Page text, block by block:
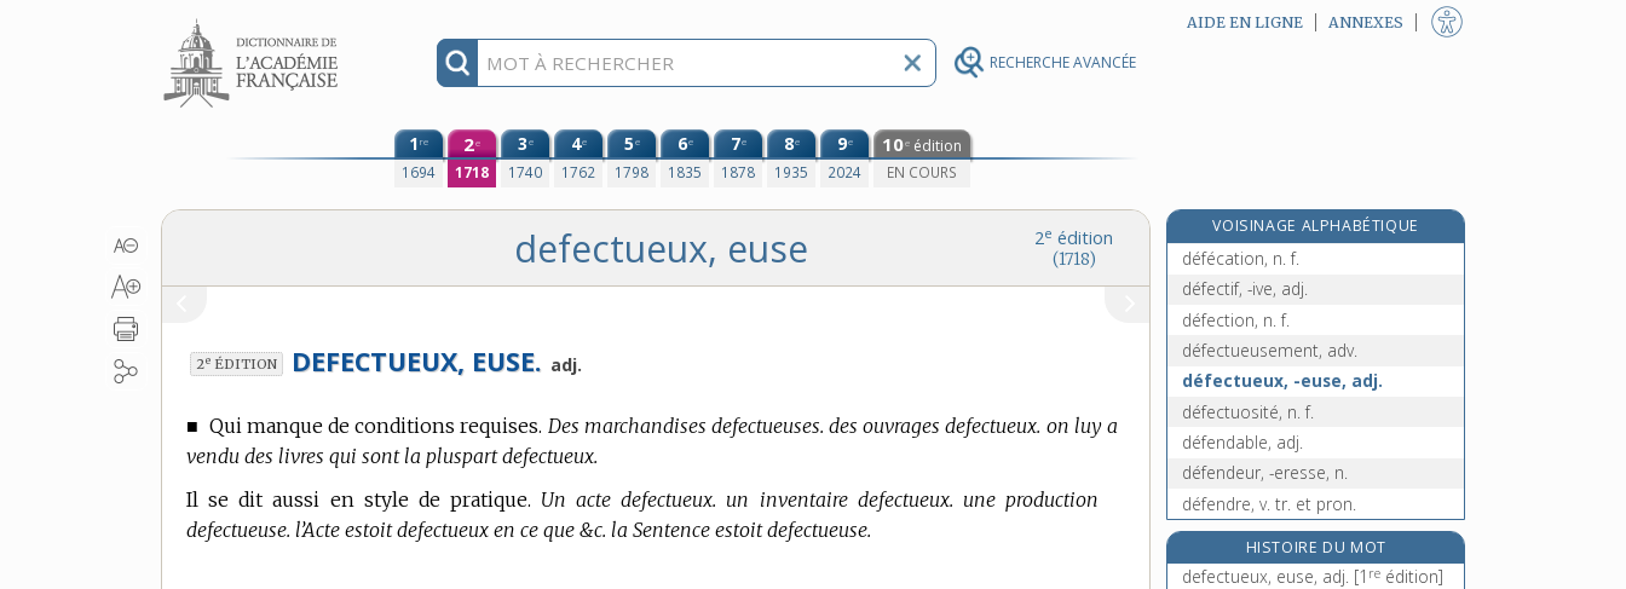
RECHERCHE AVANCÉE
Aller au contenu AIDE EN LIGNE ANNEXES
1re
1694
2e
1718
3e
1740
4e
1762
5e
1798
6e
1835
7e
1878
8e
1935
9e
2024
10e édition
EN COURS
2e édition
(1718)
defectueux, euse
2e ÉDITION DEFECTUEUX, EUSE. adj.
■ Qui manque de conditions requises. Des marchandises defectueuses. des ouvrages defectueux. on luy a
vendu des livres qui sont la pluspart defectueux.
Il se dit aussi en style de pratique. Un acte defectueux. un inventaire defectueux. une production
defectueuse. l’Acte estoit defectueux en ce que &c. la Sentence estoit defectueuse.
VOISINAGE ALPHABÉTIQUE
défavoriser, v. tr.
défécation, n. f.
défectif, -ive, adj.
défection, n. f.
défectueusement, adv.
défectueux, -euse, adj.
défectuosité, n. f.
défendable, adj.
défendeur, -eresse, n.
défendre, v. tr. et pron.
défénestration, n. f.
défenestration, n. f.
HISTOIRE DU MOT
defectueux, euse, adj. [1 re édition]